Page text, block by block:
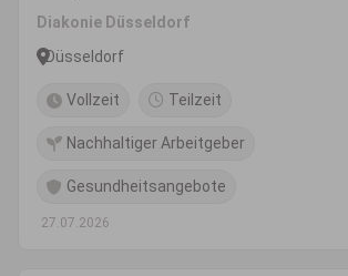
der Eingliederungshilfe
Diakonie Düsseldorf
Düsseldorf
Vollzeit Teilzeit
Nachhaltiger Arbeitgeber
Gesundheitsangebote
27.07.2026